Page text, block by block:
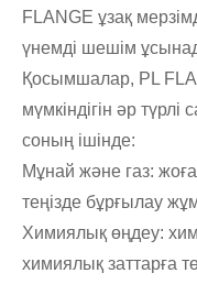
FLANGE ұзақ
үнемді шешім
Қосымшалар, PL
мүмкіндігін әр
соның ішінде:
Мұнай және газ:
теңізде бұрғылау
Химиялық өңдеу:
химиялық заттарға